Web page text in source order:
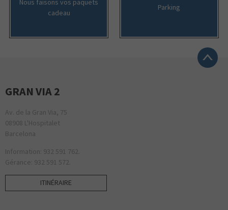
Nous faisons vos paquets
cadeau
Parking
GRAN VIA 2
Av. de la Gran Via, 75
08908 L'Hospitalet
Barcelona
Information: 932 591 762.
Gérance: 932 591 572.
ITINÉRAIRE